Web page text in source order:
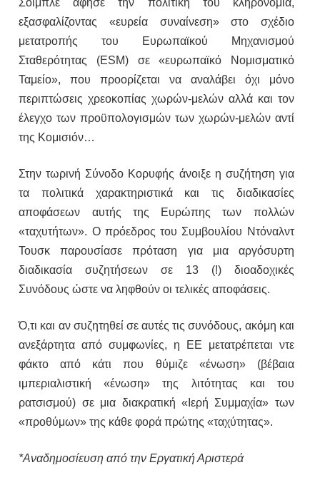
Σόιμπλε άφησε την πολιτική του κληρονομιά,
εξασφαλίζοντας «ευρεία συναίνεση» στο σχέδιο
μετατροπής του Ευρωπαϊκού Μηχανισμού
Σταθερότητας (ESM) σε «ευρωπαϊκό Νομισματικό
Ταμείο», που προορίζεται να αναλάβει όχι μόνο
περιπτώσεις χρεοκοπίας χωρών-μελών αλλά και τον
έλεγχο των προϋπολογισμών των χωρών-μελών αντί
της Κομισιόν…
Στην τωρινή Σύνοδο Κορυφής άνοιξε η συζήτηση για
τα πολιτικά χαρακτηριστικά και τις διαδικασίες
αποφάσεων αυτής της Ευρώπης των πολλών
«ταχυτήτων». Ο πρόεδρος του Συμβουλίου Ντόναλντ
Τουσκ παρουσίασε πρόταση για μια αργόσυρτη
διαδικασία συζητήσεων σε 13 (!) διοαδοχικές
Συνόδους ώστε να ληφθούν οι τελικές αποφάσεις.
Ό,τι και αν συζητηθεί σε αυτές τις συνόδους, ακόμη και
ανεξάρτητα από συμφωνίες, η ΕΕ μετατρέπεται ντε
φάκτο από κάτι που θύμιζε «ένωση» (βέβαια
ιμπεριαλιστική «ένωση» της λιτότητας και του
ρατσισμού) σε μια διακρατική «Ιερή Συμμαχία» των
«προθύμων» της κάθε φορά πρώτης «ταχύτητας».
*Αναδημοσίευση από την Εργατική Αριστερά